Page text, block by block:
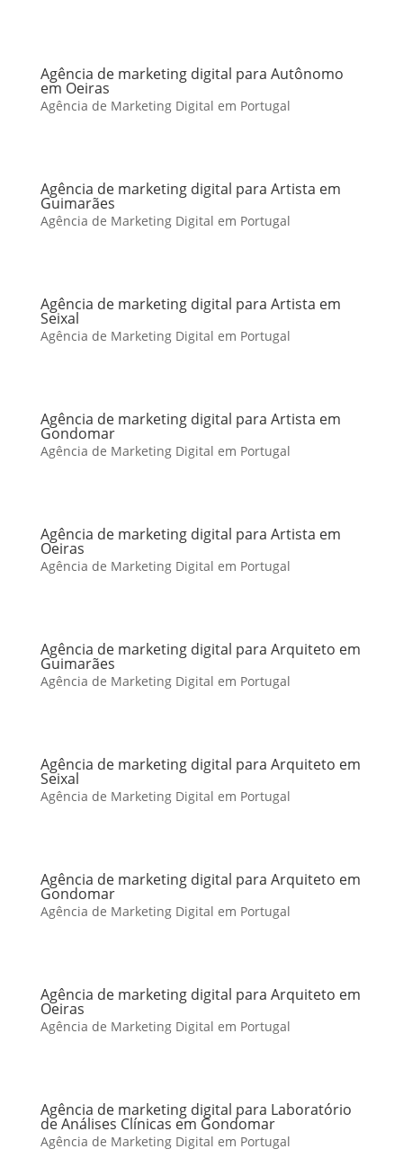
Agência de marketing digital para Autônomo
em Oeiras
Agência de Marketing Digital em Portugal
Agência de marketing digital para Artista em
Guimarães
Agência de Marketing Digital em Portugal
Agência de marketing digital para Artista em
Seixal
Agência de Marketing Digital em Portugal
Agência de marketing digital para Artista em
Gondomar
Agência de Marketing Digital em Portugal
Agência de marketing digital para Artista em
Oeiras
Agência de Marketing Digital em Portugal
Agência de marketing digital para Arquiteto em
Guimarães
Agência de Marketing Digital em Portugal
Agência de marketing digital para Arquiteto em
Seixal
Agência de Marketing Digital em Portugal
Agência de marketing digital para Arquiteto em
Gondomar
Agência de Marketing Digital em Portugal
Agência de marketing digital para Arquiteto em
Oeiras
Agência de Marketing Digital em Portugal
Agência de marketing digital para Laboratório
de Análises Clínicas em Gondomar
Agência de Marketing Digital em Portugal